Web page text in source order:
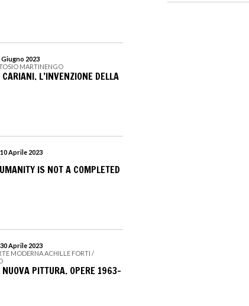
Giugno 2023
MARTINENGO
L’INVENZIONE DELLA
Aprile 2023
IS NOT A COMPLETED
Aprile 2023
MODERNA ACHILLE FORTI /
NUOVA PITTURA. OPERE 1963-